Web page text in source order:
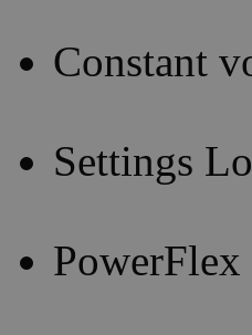
Constant
Settings